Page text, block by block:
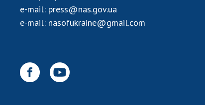
e-mail: press@nas.gov.ua
e-mail: nasofukraine@gmail.com